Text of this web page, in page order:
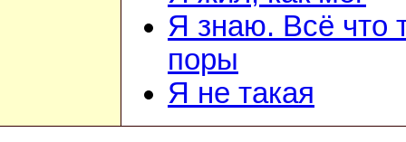
Я знаю. Всё что
поры
Я не такая